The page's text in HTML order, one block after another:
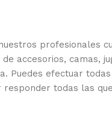
profesionales
accesorios, camas,
Puedes efectuar
todas las